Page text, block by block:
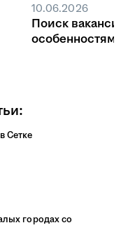
10.06.2026
Поиск
Сетке
городах со